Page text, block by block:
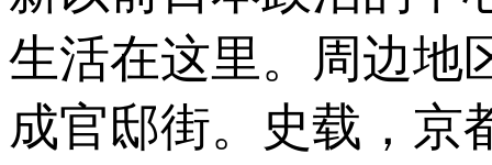
生活在这里。周边地
成官邸街。史载，京